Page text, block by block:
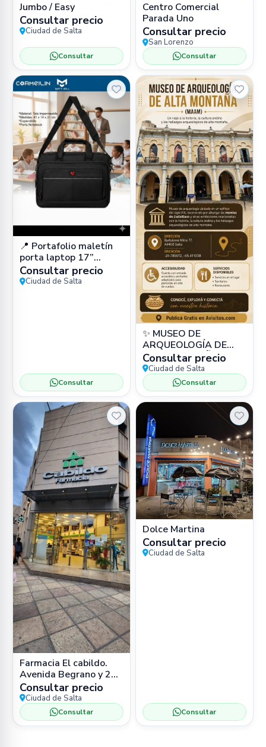
Jumbo / Easy
Consultar precio
Ciudad de Salta
Consultar
Centro Comercial
Parada Uno
Consultar precio
San Lorenzo
Consultar
📍 Portafolio maletín
porta laptop 17”
impermeable (cuero
PU) en Zona Sur, Salta
Consultar precio
Ciudad de Salta
Consultar
✨ MUSEO DE
ARQUEOLOGÍA DE
ALTA MONTAÑA
(MAAM) 📍 Bartolomé
Mitre 77, Salta 🏛️
Museo
Consultar precio
Ciudad de Salta
Consultar
Farmacia El cabildo.
Avenida Begrano y 25
de Mayo. Salta
Consultar precio
Ciudad de Salta
Consultar
Dolce Martina
Consultar precio
Ciudad de Salta
Consultar